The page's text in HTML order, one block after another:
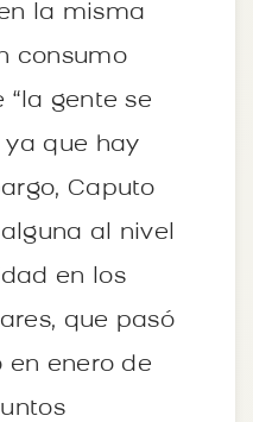
la misma
consumo
“la gente se
ya que hay
Caputo
al nivel
en los
que pasó
en enero de